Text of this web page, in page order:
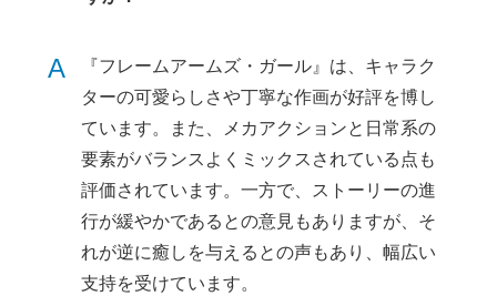
A
『フレームアームズ・ガール』は、キャラク
ターの可愛らしさや丁寧な作画が好評を博し
ています。また、メカアクションと日常系の
要素がバランスよくミックスされている点も
評価されています。一方で、ストーリーの進
行が緩やかであるとの意見もありますが、そ
れが逆に癒しを与えるとの声もあり、幅広い
支持を受けています。